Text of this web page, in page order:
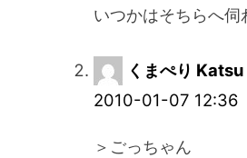
いつかはそちらへ伺
くまぺり Katsu
2010-01-07 12:36
＞ごっちゃん